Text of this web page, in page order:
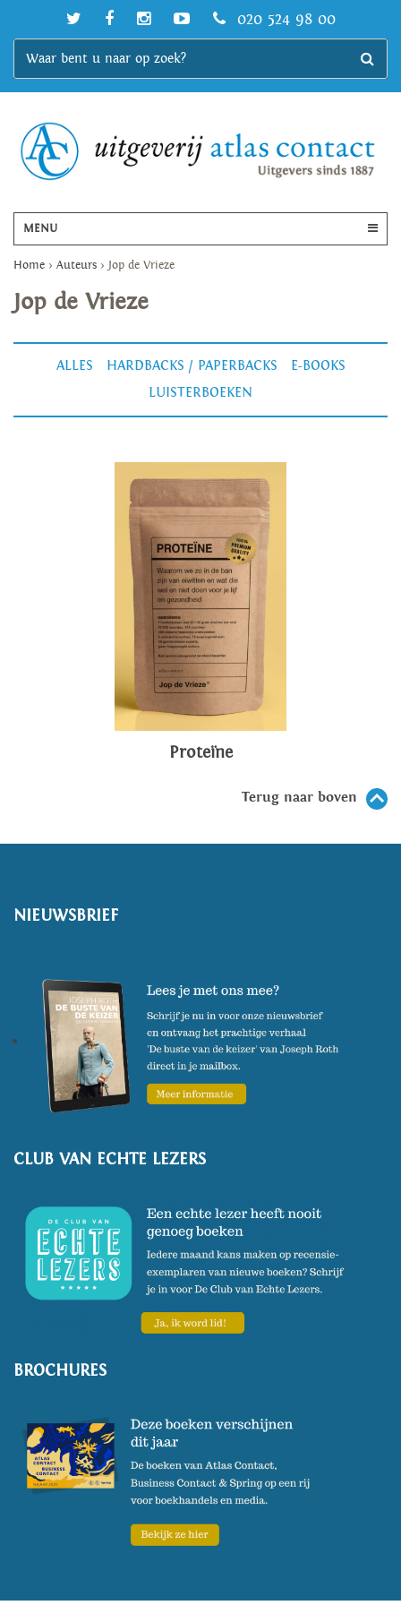
020 524 98 00
MENU
Home > Auteurs > Jop de Vrieze
Jop de Vrieze
ALLES HARDBACKS / PAPERBACKS
E-BOOKS
LUISTERBOEKEN
Proteïne
Terug naar boven
NIEUWSBRIEF
CLUB VAN ECHTE LEZERS
BROCHURES